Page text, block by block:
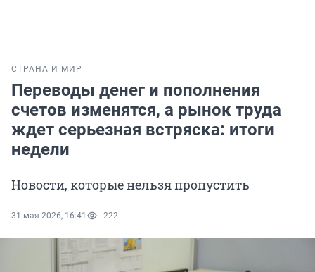
СТРАНА И МИР
Переводы денег и пополнения
счетов изменятся, а рынок труда
ждет серьезная встряска: итоги
недели
Новости, которые нельзя пропустить
31 мая 2026, 16:41 222